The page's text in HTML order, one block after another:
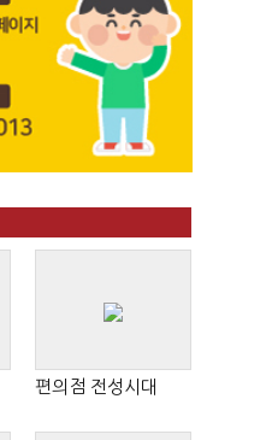
편의점 전성시대